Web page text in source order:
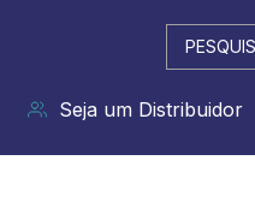
Pesquisar
...
Seja um Distribuidor